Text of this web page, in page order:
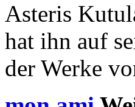
Asteris
hat ihn auf
der Werke